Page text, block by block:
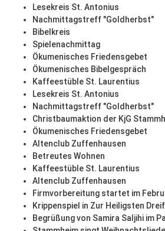
Lesekreis St. Antonius
Nachmittagstreff "Goldherbst"
Bibelkreis
Spielenachmittag
Ökumenisches Friedensgebet
Ökumenisches Bibelgespräch
Kaffeestüble St. Laurentius
Lesekreis St. Antonius
Nachmittagstreff "Goldherbst"
Christbaumaktion der KjG
Ökumenisches Friedensgebet
Altenclub Zuffenhausen
Betreutes Wohnen
Kaffeestüble St. Laurentius
Altenclub Zuffenhausen
Firmvorbereitung startet im
Krippenspiel in Zur Heiligsten
Begrüßung von Samira Saljihi im